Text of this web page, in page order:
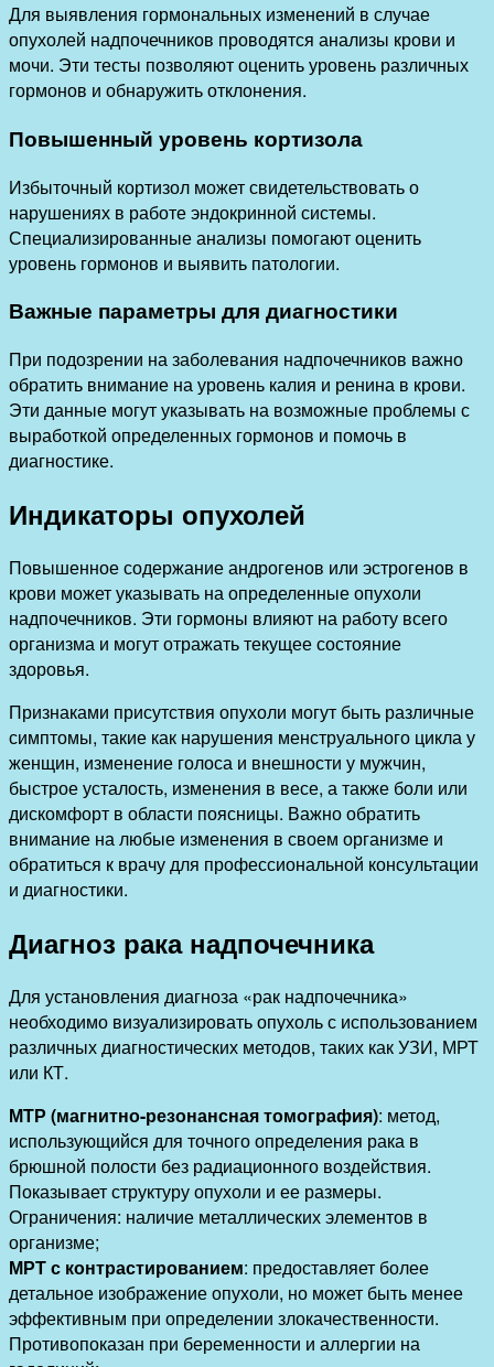
Для выявления гормональных изменений в случае
опухолей надпочечников проводятся анализы крови и
мочи. Эти тесты позволяют оценить уровень различных
гормонов и обнаружить отклонения.
Повышенный уровень кортизола
Избыточный кортизол может свидетельствовать о
нарушениях в работе эндокринной системы.
Специализированные анализы помогают оценить
уровень гормонов и выявить патологии.
Важные параметры для диагностики
При подозрении на заболевания надпочечников важно
обратить внимание на уровень калия и ренина в крови.
Эти данные могут указывать на возможные проблемы с
выработкой определенных гормонов и помочь в
диагностике.
Индикаторы опухолей
Повышенное содержание андрогенов или эстрогенов в
крови может указывать на определенные опухоли
надпочечников. Эти гормоны влияют на работу всего
организма и могут отражать текущее состояние
здоровья.
Признаками присутствия опухоли могут быть различные
симптомы, такие как нарушения менструального цикла у
женщин, изменение голоса и внешности у мужчин,
быстрое усталость, изменения в весе, а также боли или
дискомфорт в области поясницы. Важно обратить
внимание на любые изменения в своем организме и
обратиться к врачу для профессиональной консультации
и диагностики.
Диагноз рака надпочечника
Для установления диагноза «рак надпочечника»
необходимо визуализировать опухоль с использованием
различных диагностических методов, таких как УЗИ, МРТ
или КТ.
МТР (магнитно-резонансная томография): метод,
использующийся для точного определения рака в
брюшной полости без радиационного воздействия.
Показывает структуру опухоли и ее размеры.
Ограничения: наличие металлических элементов в
организме;
МРТ с контрастированием: предоставляет более
детальное изображение опухоли, но может быть менее
эффективным при определении злокачественности.
Противопоказан при беременности и аллергии на